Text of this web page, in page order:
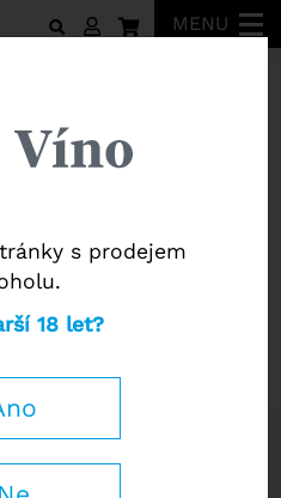
MENU
Rosso
DOC 2024
s prodejem
18 let?